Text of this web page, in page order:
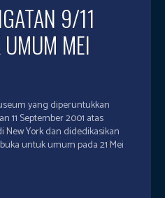
9/11
MEI
yang diperuntukkan
11 September 2001 atas
York dan didedikasikan
untuk umum pada 21 Mei